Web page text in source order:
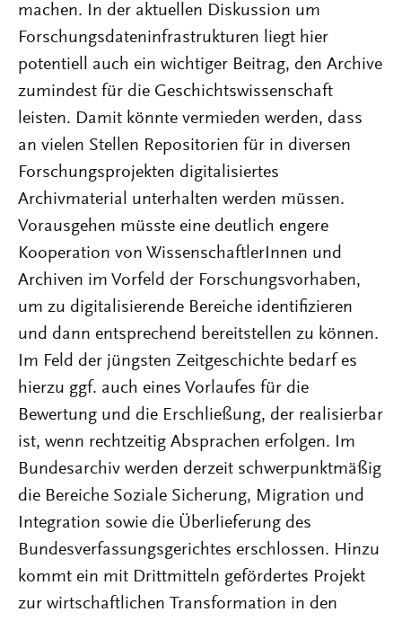
machen. In der aktuellen Diskussion um
Forschungsdateninfrastrukturen liegt hier
potentiell auch ein wichtiger Beitrag, den Archive
zumindest für die Geschichtswissenschaft
leisten. Damit könnte vermieden werden, dass
an vielen Stellen Repositorien für in diversen
Forschungsprojekten digitalisiertes
Archivmaterial unterhalten werden müssen.
Vorausgehen müsste eine deutlich engere
Kooperation von WissenschaftlerInnen und
Archiven im Vorfeld der Forschungsvorhaben,
um zu digitalisierende Bereiche identifizieren
und dann entsprechend bereitstellen zu können.
Im Feld der jüngsten Zeitgeschichte bedarf es
hierzu ggf. auch eines Vorlaufes für die
Bewertung und die Erschließung, der realisierbar
ist, wenn rechtzeitig Absprachen erfolgen. Im
Bundesarchiv werden derzeit schwerpunktmäßig
die Bereiche Soziale Sicherung, Migration und
Integration sowie die Überlieferung des
Bundesverfassungsgerichtes erschlossen. Hinzu
kommt ein mit Drittmitteln gefördertes Projekt
zur wirtschaftlichen Transformation in den